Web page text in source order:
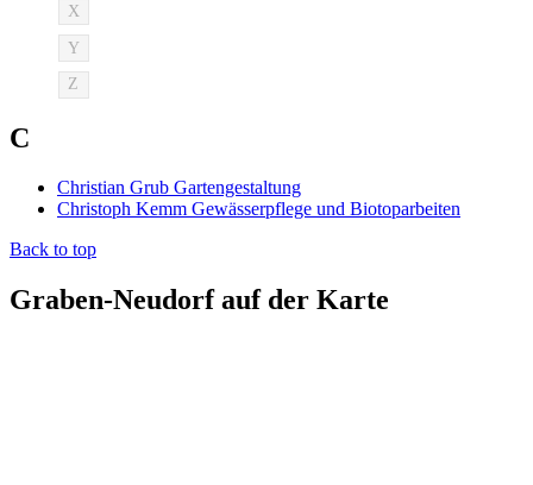
X
Y
Z
C
Christian Grub Gartengestaltung
Christoph Kemm Gewässerpflege und Biotoparbeiten
Back to top
Graben-Neudorf auf der Karte